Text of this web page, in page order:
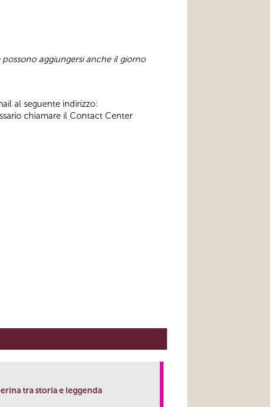
aggiungersi anche il giorno
al seguente indirizzo:
chiamare il Contact Center
tra storia e leggenda